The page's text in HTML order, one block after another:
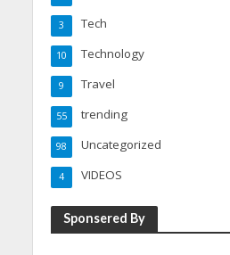
Tech
3
Technology
10
Travel
9
trending
55
Uncategorized
98
VIDEOS
4
Sponsered By